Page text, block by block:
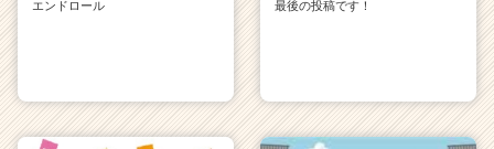
エンドロール
最後の投稿です！